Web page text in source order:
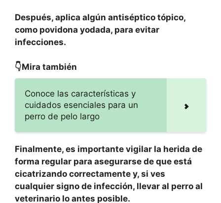
Después, aplica algún antiséptico tópico,
como povidona yodada, para evitar
infecciones.
👇Mira también
Conoce las características y
cuidados esenciales para un
perro de pelo largo
Finalmente, es importante vigilar la herida de
forma regular para asegurarse de que está
cicatrizando correctamente y, si ves
cualquier signo de infección, llevar al perro al
veterinario lo antes posible.